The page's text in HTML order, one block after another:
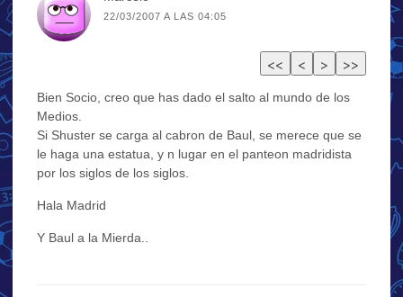
22/03/2007 A LAS 04:05
Bien Socio, creo que has dado el salto al mundo de los
Medios.
Si Shuster se carga al cabron de Baul, se merece que se
le haga una estatua, y n lugar en el panteon madridista
por los siglos de los siglos.
Hala Madrid
Y Baul a la Mierda..